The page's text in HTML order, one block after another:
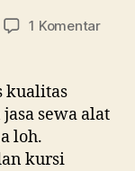
1 Komentarpada
kualitas
sewa alat
loh.
kursi